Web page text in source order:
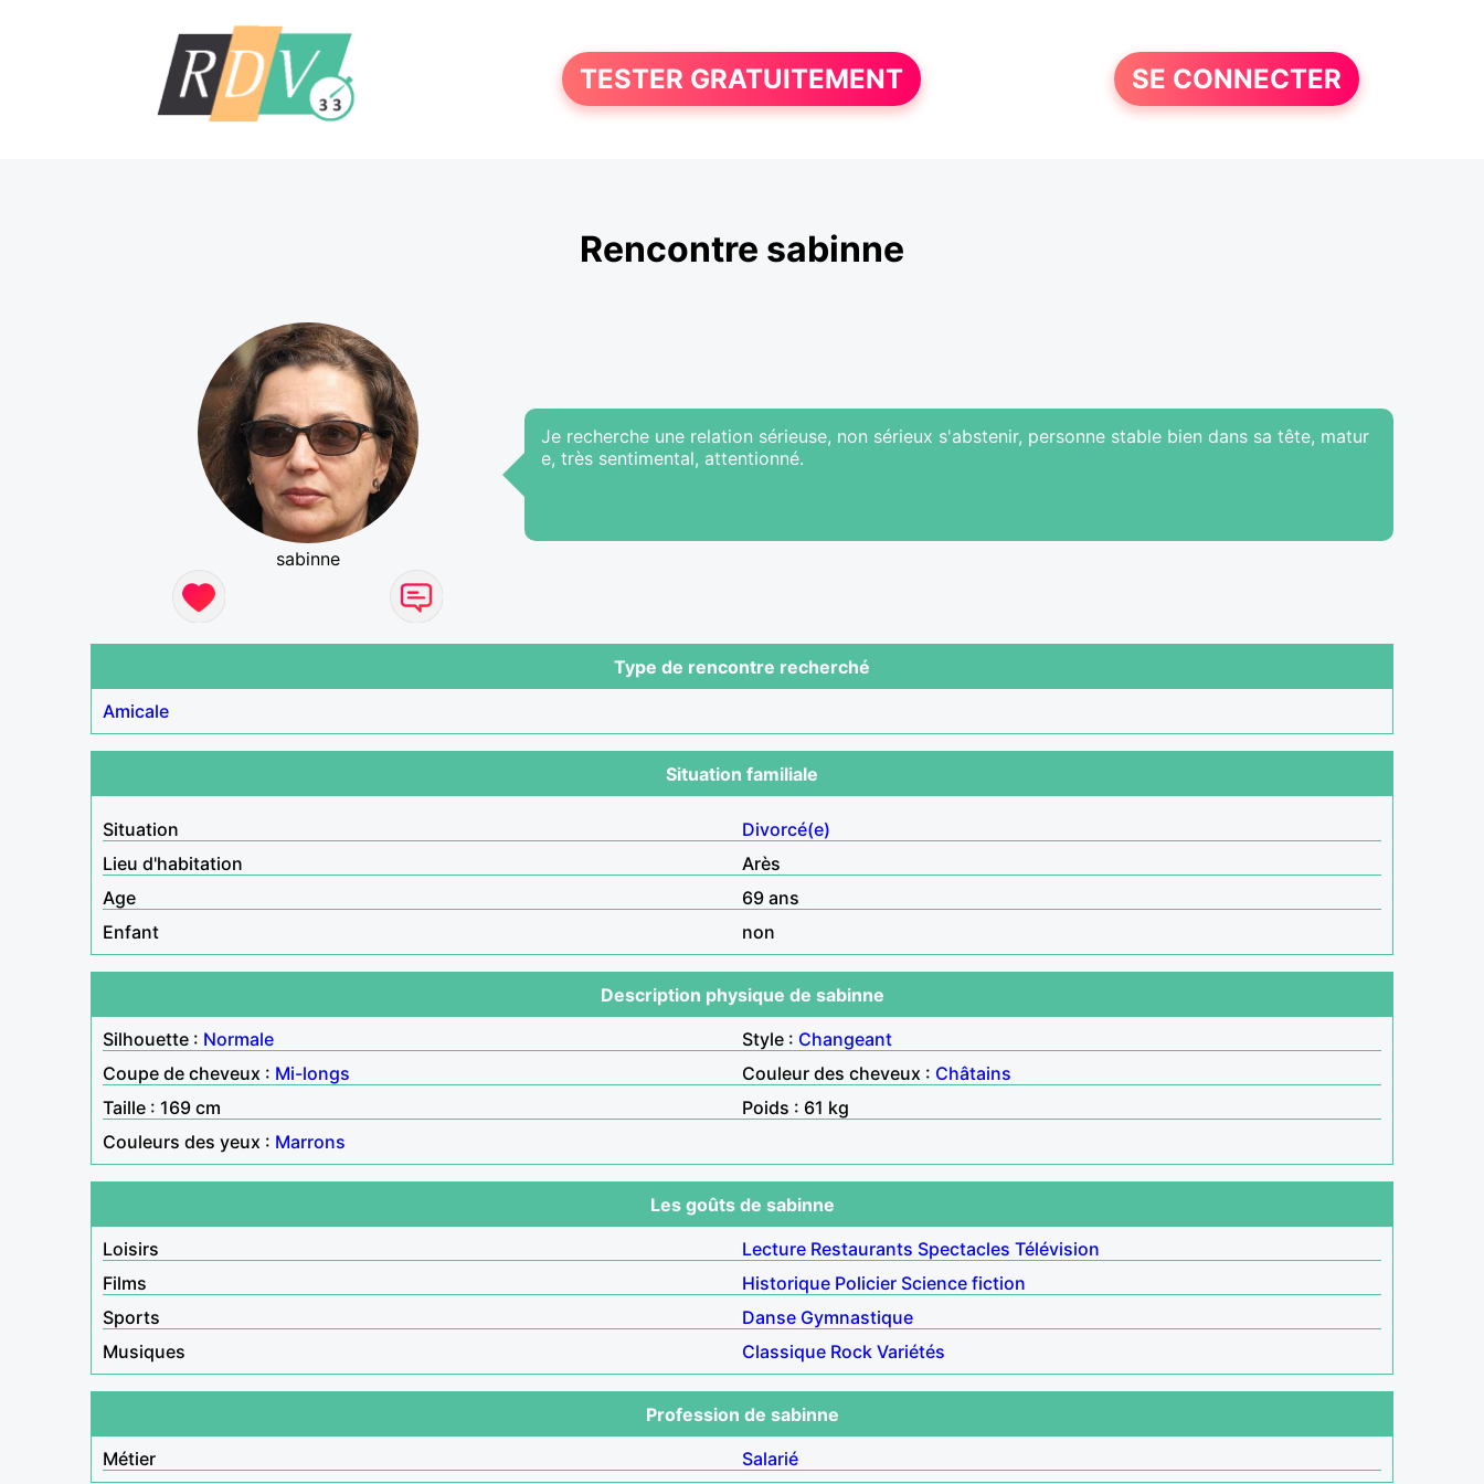
TESTER GRATUITEMENT SE CONNECTER
Rencontre sabinne
sabinne
Je recherche une relation sérieuse, non sérieux s'abstenir, personne stable bien dans sa tête, matur
e, très sentimental, attentionné.
Type de rencontre recherché
Amicale
Situation familiale
Situation
Divorcé(e)
Lieu d'habitation
Arès
Age
69 ans
Enfant
non
Description physique de sabinne
Silhouette : Normale Style : Changeant
Coupe de cheveux : Mi-longs Couleur des cheveux : Châtains
Taille : 169 cm
Poids : 61 kg
Couleurs des yeux : Marrons
Les goûts de sabinne
Loisirs
Lecture Restaurants Spectacles Télévision
Films
Historique Policier Science fiction
Sports
Danse Gymnastique
Musiques
Classique Rock Variétés
Profession de sabinne
Métier
Salarié